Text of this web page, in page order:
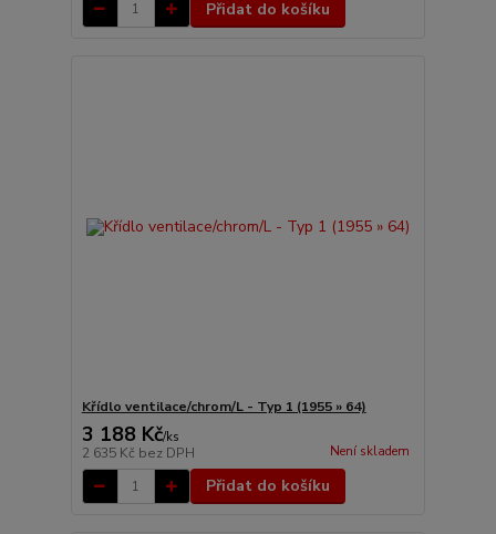
Přidat do košíku
Křídlo ventilace/chrom/L - Typ 1 (1955 » 64)
3 188 Kč/ks
2 635 Kč bez DPH Není skladem
Přidat do košíku